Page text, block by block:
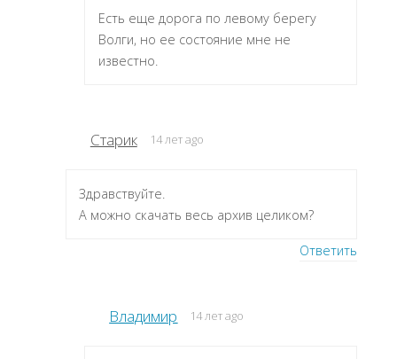
Есть еще дорога по левому берегу
Волги, но ее состояние мне не
известно.
Старик 14 лет ago
Здравствуйте.
А можно скачать весь архив целиком?
Ответить
Владимир 14 лет ago